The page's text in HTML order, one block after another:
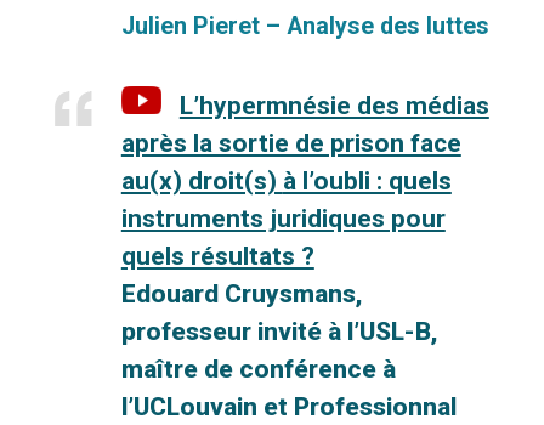
Julien Pieret – Analyse des luttes
L’hypermnésie des médias
après la sortie de prison face
au(x) droit(s) à l’oubli : quels
instruments juridiques pour
quels résultats ?
Edouard Cruysmans,
professeur invité à l’USL-B,
maître de conférence à
l’UCLouvain et Professionnal